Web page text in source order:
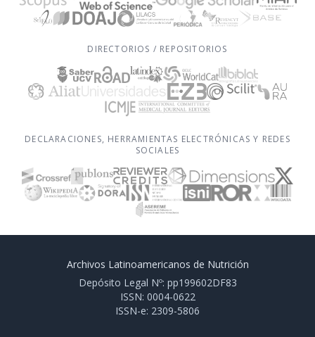
DIRECTORIOS / REPOSITORIOS
DECLARACIONES, HERRAMIENTAS ELECTRÓNICAS Y REDES
SOCIALES
Archivos Latinoamericanos de Nutrición
Depósito Legal Nº: pp199602DF83
ISSN: 0004-0622
ISSN-e: 2309-5806